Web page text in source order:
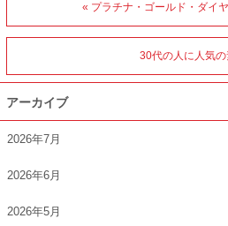
« プラチナ・ゴールド・ダイ
30代の人に人気
アーカイブ
2026年7月
2026年6月
2026年5月